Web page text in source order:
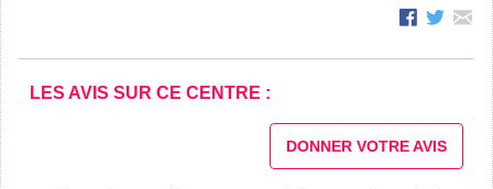
LES AVIS SUR CE CENTRE :
DONNER VOTRE AVIS